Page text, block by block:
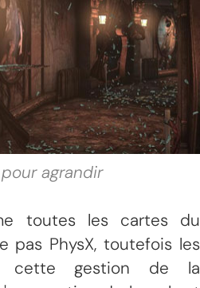
agrandir
toutes les cartes du
pas PhysX, toutefois les
cette gestion de la